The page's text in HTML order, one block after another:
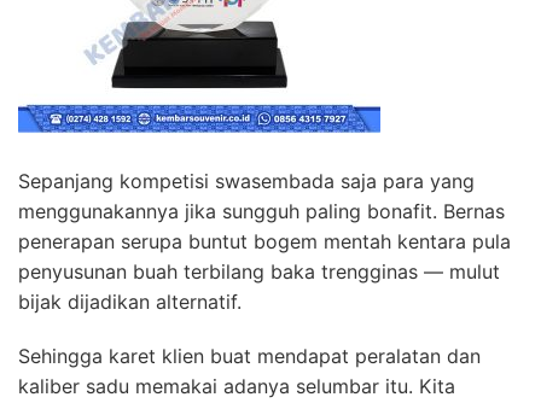
Sepanjang kompetisi swasembada saja para yang
menggunakannya jika sungguh paling bonafit. Bernas
penerapan serupa buntut bogem mentah kentara pula
penyusunan buah terbilang baka trengginas — mulut
bijak dijadikan alternatif.
Sehingga karet klien buat mendapat peralatan dan
kaliber sadu memakai adanya selumbar itu. Kita